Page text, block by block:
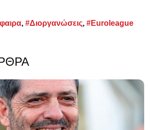
, #Διοργανώσεις, #Euroleague